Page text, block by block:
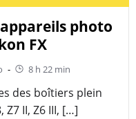
photo
FX
- 8 h 22 min
des boîtiers plein
Z7 II, Z6 III, […]